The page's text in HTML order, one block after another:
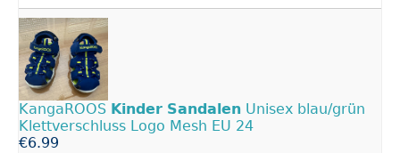
KangaROOS Kinder Sandalen Unisex blau/grün
Klettverschluss Logo Mesh EU 24
€6.99